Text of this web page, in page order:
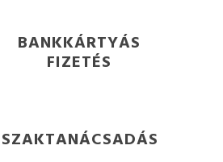
BANKKÁRTYÁS
FIZETÉS
SZAKTANÁCSADÁS